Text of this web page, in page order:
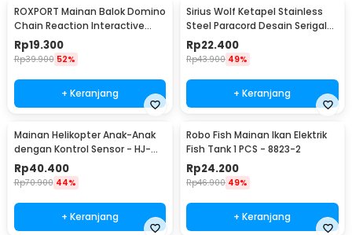
ROXPORT Mainan Balok Domino
Chain Reaction Interactive
Toys 120 PCS - ZMY-1
Rp19.300
Rp39.900 52%
+ Keranjang
Sirius Wolf Ketapel Stainless
Steel Paracord Desain Serigala
- HW-GJ049
Rp22.400
Rp43.900 49%
+ Keranjang
Mainan Helikopter Anak-Anak
dengan Kontrol Sensor - HJ-
8188
Rp40.400
Rp70.900 44%
+ Keranjang
Robo Fish Mainan Ikan Elektrik
Fish Tank 1 PCS - 8823-2
Rp24.200
Rp46.900 49%
+ Keranjang